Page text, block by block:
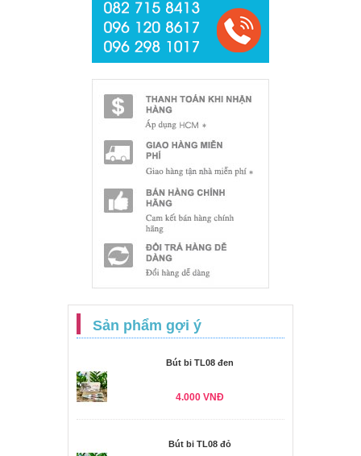
Sản phẩm gợi ý
Bút bi TL08 đen
4.000 VNĐ
Bút bi TL08 đỏ